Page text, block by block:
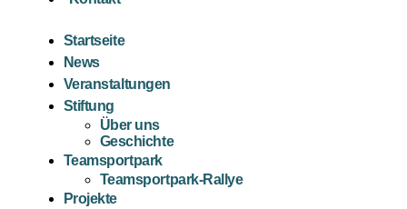
Startseite
News
Veranstaltungen
Stiftung
Über uns
Geschichte
Teamsportpark
Teamsportpark-Rallye
Projekte